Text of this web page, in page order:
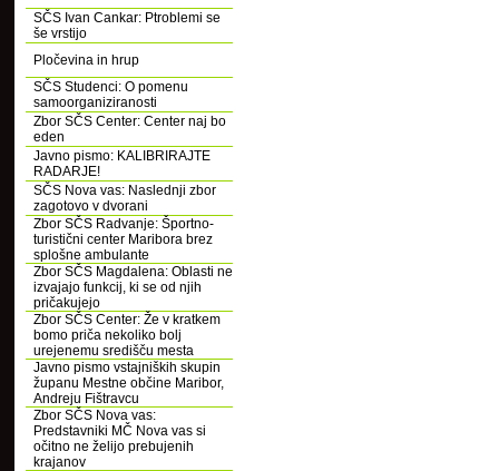
SČS Ivan Cankar: Ptroblemi se
še vrstijo
Pločevina in hrup
SČS Studenci: O pomenu
samoorganiziranosti
Zbor SČS Center: Center naj bo
eden
Javno pismo: KALIBRIRAJTE
RADARJE!
SČS Nova vas: Naslednji zbor
zagotovo v dvorani
Zbor SČS Radvanje: Športno-
turistični center Maribora brez
splošne ambulante
Zbor SČS Magdalena: Oblasti ne
izvajajo funkcij, ki se od njih
pričakujejo
Zbor SČS Center: Že v kratkem
bomo priča nekoliko bolj
urejenemu središču mesta
Javno pismo vstajniških skupin
županu Mestne občine Maribor,
Andreju Fištravcu
Zbor SČS Nova vas:
Predstavniki MČ Nova vas si
očitno ne želijo prebujenih
krajanov